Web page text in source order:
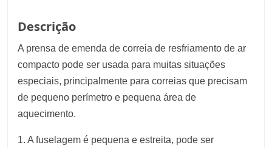
Descrição
A prensa de emenda de correia de resfriamento de ar
compacto pode ser usada para muitas situações
especiais, principalmente para correias que precisam
de pequeno perímetro e pequena área de
aquecimento.
1. A fuselagem é pequena e estreita, pode ser